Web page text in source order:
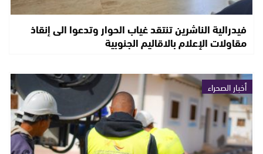
فيدرالية الناشرين تنتقد غياب الحوار وتدعوا الى إنقاذ
مقاولات الإعلام بالاقاليم الجنوبية
أخبار الصحراء